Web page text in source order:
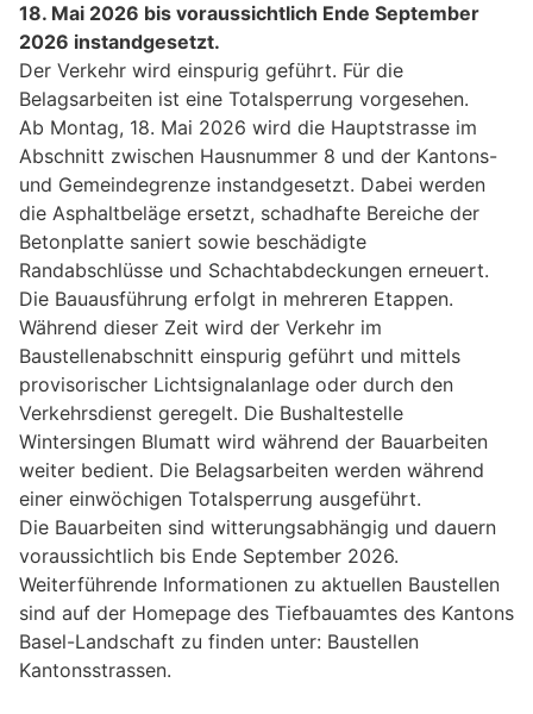
18. Mai 2026 bis voraussichtlich Ende September
2026 instandgesetzt.
Der Verkehr wird einspurig geführt. Für die
Belagsarbeiten ist eine Totalsperrung vorgesehen.
Ab Montag, 18. Mai 2026 wird die Hauptstrasse im
Abschnitt zwischen Hausnummer 8 und der Kantons-
und Gemeindegrenze instandgesetzt. Dabei werden
die Asphaltbeläge ersetzt, schadhafte Bereiche der
Betonplatte saniert sowie beschädigte
Randabschlüsse und Schachtabdeckungen erneuert.
Die Bauausführung erfolgt in mehreren Etappen.
Während dieser Zeit wird der Verkehr im
Baustellenabschnitt einspurig geführt und mittels
provisorischer Lichtsignalanlage oder durch den
Verkehrsdienst geregelt. Die Bushaltestelle
Wintersingen Blumatt wird während der Bauarbeiten
weiter bedient. Die Belagsarbeiten werden während
einer einwöchigen Totalsperrung ausgeführt.
Die Bauarbeiten sind witterungsabhängig und dauern
voraussichtlich bis Ende September 2026.
Weiterführende Informationen zu aktuellen Baustellen
sind auf der Homepage des Tiefbauamtes des Kantons
Basel-Landschaft zu finden unter: Baustellen
Kantonsstrassen.